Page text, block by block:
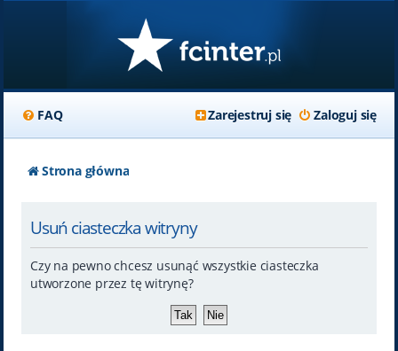
FAQ Zaloguj się
Zarejestruj się
Strona główna
Usuń ciasteczka witryny
Czy na pewno chcesz usunąć wszystkie ciasteczka
utworzone przez tę witrynę?